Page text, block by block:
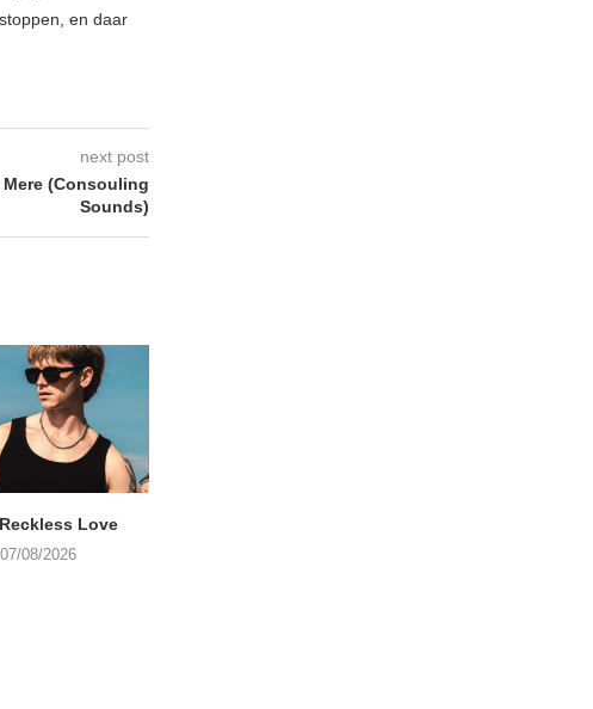
en daar
next post
Mere (Consouling
Sounds)
Love
07/08/2026